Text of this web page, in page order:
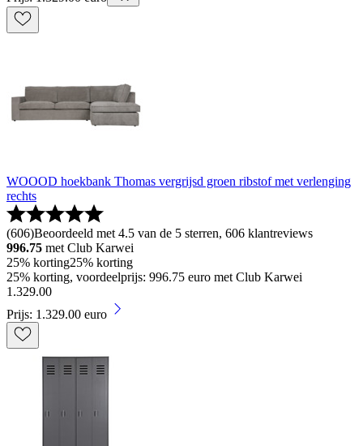
WOOOD hoekbank Thomas vergrijsd groen ribstof met verlenging
rechts
(606)Beoordeeld met 4.5 van de 5 sterren, 606 klantreviews
996.75 met Club Karwei
25% korting25% korting
25% korting, voordeelprijs: 996.75 euro met Club Karwei
1 .329.00
Prijs: 1.329.00 euro